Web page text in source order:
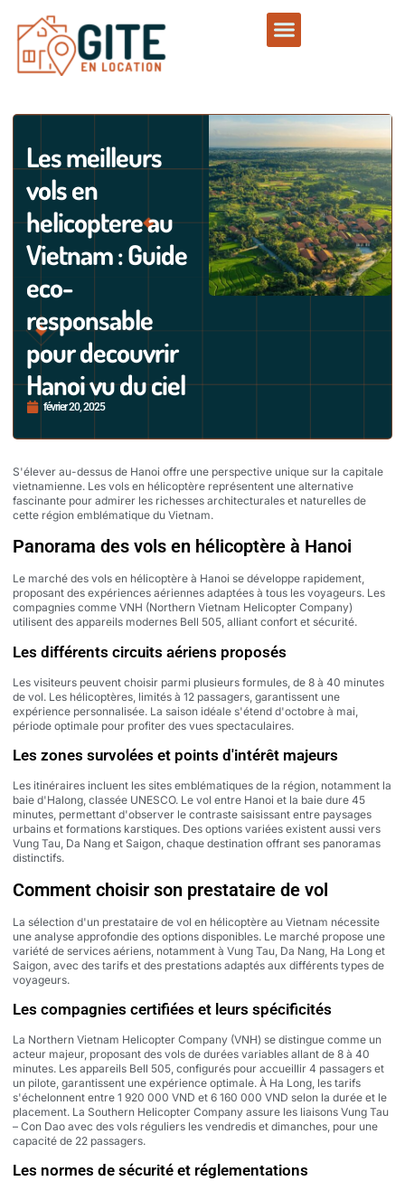
Les meilleurs
vols en
helicoptere au
Vietnam : Guide
eco-
responsable
pour decouvrir
Hanoi vu du ciel
février 20, 2025
S'élever au-dessus de Hanoi offre une perspective unique sur la capitale
vietnamienne. Les vols en hélicoptère représentent une alternative
fascinante pour admirer les richesses architecturales et naturelles de
cette région emblématique du Vietnam.
Panorama des vols en hélicoptère à Hanoi
Le marché des vols en hélicoptère à Hanoi se développe rapidement,
proposant des expériences aériennes adaptées à tous les voyageurs. Les
compagnies comme VNH (Northern Vietnam Helicopter Company)
utilisent des appareils modernes Bell 505, alliant confort et sécurité.
Les différents circuits aériens proposés
Les visiteurs peuvent choisir parmi plusieurs formules, de 8 à 40 minutes
de vol. Les hélicoptères, limités à 12 passagers, garantissent une
expérience personnalisée. La saison idéale s'étend d'octobre à mai,
période optimale pour profiter des vues spectaculaires.
Les zones survolées et points d'intérêt majeurs
Les itinéraires incluent les sites emblématiques de la région, notamment la
baie d'Halong, classée UNESCO. Le vol entre Hanoi et la baie dure 45
minutes, permettant d'observer le contraste saisissant entre paysages
urbains et formations karstiques. Des options variées existent aussi vers
Vung Tau, Da Nang et Saigon, chaque destination offrant ses panoramas
distinctifs.
Comment choisir son prestataire de vol
La sélection d'un prestataire de vol en hélicoptère au Vietnam nécessite
une analyse approfondie des options disponibles. Le marché propose une
variété de services aériens, notamment à Vung Tau, Da Nang, Ha Long et
Saigon, avec des tarifs et des prestations adaptés aux différents types de
voyageurs.
Les compagnies certifiées et leurs spécificités
La Northern Vietnam Helicopter Company (VNH) se distingue comme un
acteur majeur, proposant des vols de durées variables allant de 8 à 40
minutes. Les appareils Bell 505, configurés pour accueillir 4 passagers et
un pilote, garantissent une expérience optimale. À Ha Long, les tarifs
s'échelonnent entre 1 920 000 VND et 6 160 000 VND selon la durée et le
placement. La Southern Helicopter Company assure les liaisons Vung Tau
– Con Dao avec des vols réguliers les vendredis et dimanches, pour une
capacité de 22 passagers.
Les normes de sécurité et réglementations